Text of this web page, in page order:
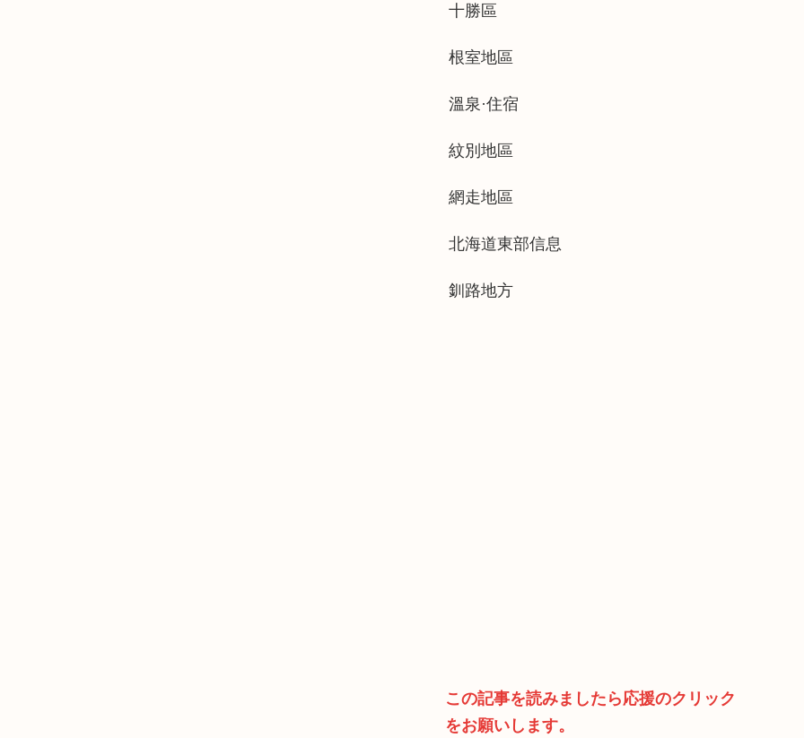
十勝區
根室地區
溫泉·住宿
紋別地區
網走地區
北海道東部信息
釧路地方
この記事を読みましたら応援のクリック
をお願いします。